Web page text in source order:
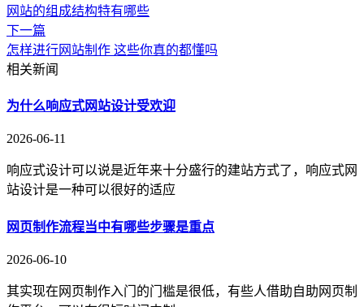
网站的组成结构特有哪些
下一篇
怎样进行网站制作 这些你真的都懂吗
相关新闻
为什么响应式网站设计受欢迎
2026-06-11
响应式设计可以说是近年来十分盛行的建站方式了，响应式网
站设计是一种可以很好的适应
网页制作流程当中有哪些步骤是重点
2026-06-10
其实现在网页制作入门的门槛是很低，有些人借助自助网页制